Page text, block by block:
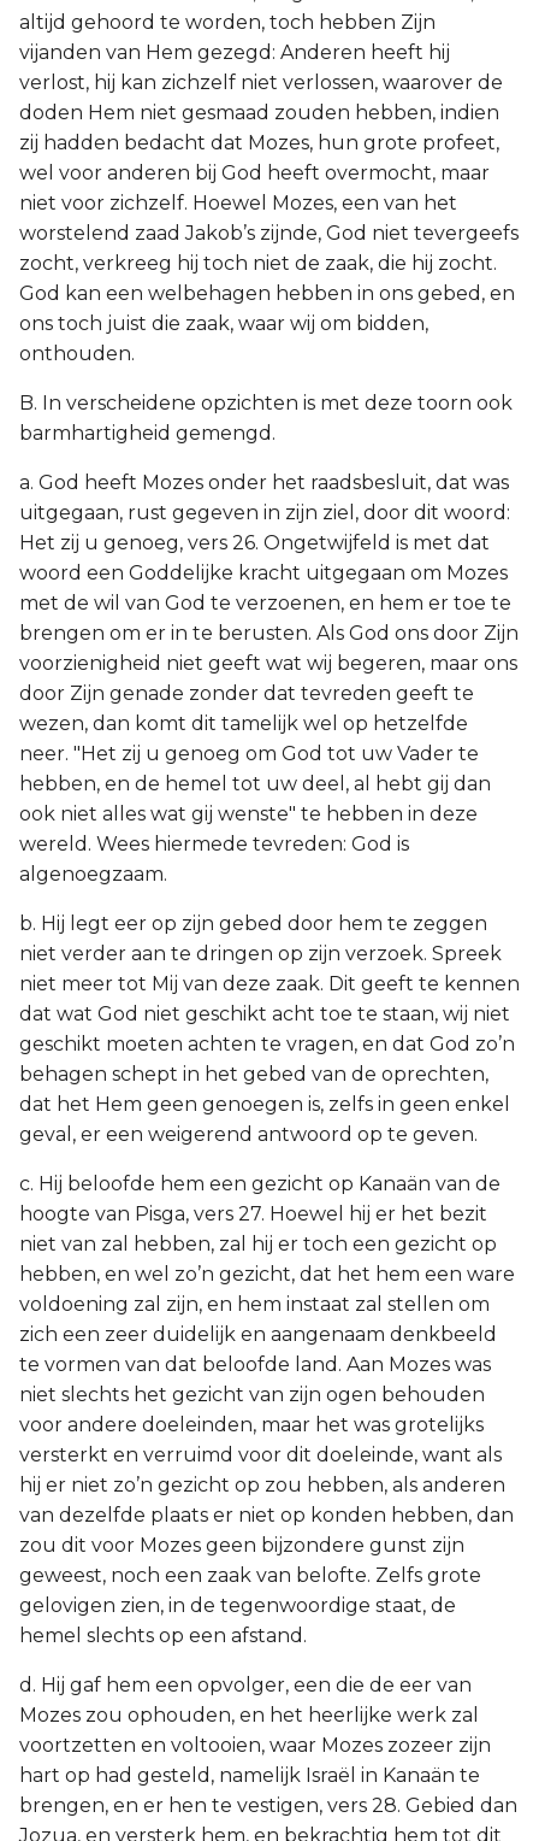
altijd gehoord te worden, toch hebben Zijn
vijanden van Hem gezegd: Anderen heeft hij
verlost, hij kan zichzelf niet verlossen, waarover de
doden Hem niet gesmaad zouden hebben, indien
zij hadden bedacht dat Mozes, hun grote profeet,
wel voor anderen bij God heeft overmocht, maar
niet voor zichzelf. Hoewel Mozes, een van het
worstelend zaad Jakob’s zijnde, God niet tevergeefs
zocht, verkreeg hij toch niet de zaak, die hij zocht.
God kan een welbehagen hebben in ons gebed, en
ons toch juist die zaak, waar wij om bidden,
onthouden.
B. In verscheidene opzichten is met deze toorn ook
barmhartigheid gemengd.
a. God heeft Mozes onder het raadsbesluit, dat was
uitgegaan, rust gegeven in zijn ziel, door dit woord:
Het zij u genoeg, vers 26. Ongetwijfeld is met dat
woord een Goddelijke kracht uitgegaan om Mozes
met de wil van God te verzoenen, en hem er toe te
brengen om er in te berusten. Als God ons door Zijn
voorzienigheid niet geeft wat wij begeren, maar ons
door Zijn genade zonder dat tevreden geeft te
wezen, dan komt dit tamelijk wel op hetzelfde
neer. "Het zij u genoeg om God tot uw Vader te
hebben, en de hemel tot uw deel, al hebt gij dan
ook niet alles wat gij wenste" te hebben in deze
wereld. Wees hiermede tevreden: God is
algenoegzaam.
b. Hij legt eer op zijn gebed door hem te zeggen
niet verder aan te dringen op zijn verzoek. Spreek
niet meer tot Mij van deze zaak. Dit geeft te kennen
dat wat God niet geschikt acht toe te staan, wij niet
geschikt moeten achten te vragen, en dat God zo’n
behagen schept in het gebed van de oprechten,
dat het Hem geen genoegen is, zelfs in geen enkel
geval, er een weigerend antwoord op te geven.
c. Hij beloofde hem een gezicht op Kanaän van de
hoogte van Pisga, vers 27. Hoewel hij er het bezit
niet van zal hebben, zal hij er toch een gezicht op
hebben, en wel zo’n gezicht, dat het hem een ware
voldoening zal zijn, en hem instaat zal stellen om
zich een zeer duidelijk en aangenaam denkbeeld
te vormen van dat beloofde land. Aan Mozes was
niet slechts het gezicht van zijn ogen behouden
voor andere doeleinden, maar het was grotelijks
versterkt en verruimd voor dit doeleinde, want als
hij er niet zo’n gezicht op zou hebben, als anderen
van dezelfde plaats er niet op konden hebben, dan
zou dit voor Mozes geen bijzondere gunst zijn
geweest, noch een zaak van belofte. Zelfs grote
gelovigen zien, in de tegenwoordige staat, de
hemel slechts op een afstand.
d. Hij gaf hem een opvolger, een die de eer van
Mozes zou ophouden, en het heerlijke werk zal
voortzetten en voltooien, waar Mozes zozeer zijn
hart op had gesteld, namelijk Israël in Kanaän te
brengen, en er hen te vestigen, vers 28. Gebied dan
Jozua, en versterk hem, en bekrachtig hem tot dit